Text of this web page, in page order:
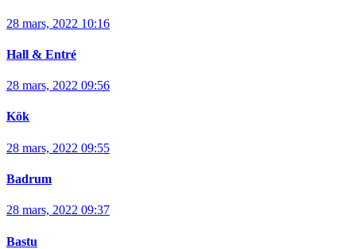
28 mars, 2022 10:16
Hall & Entré
28 mars, 2022 09:56
Kök
28 mars, 2022 09:55
Badrum
28 mars, 2022 09:37
Bastu